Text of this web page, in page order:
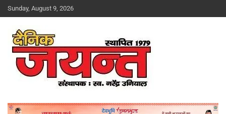
Skip
to
Sunday, August 9, 2026
Dainik Jayant